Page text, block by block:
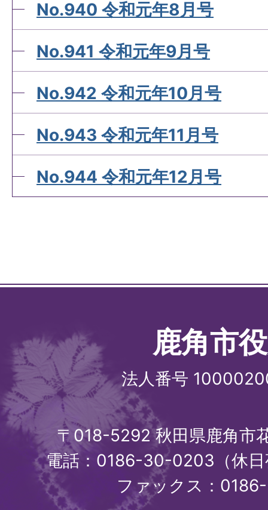
No.940 令和元年8月号
No.941 令和元年9月号
No.942 令和元年10月号
No.943 令和元年11月号
No.944 令和元年12月号
鹿角市
法人番号
〒018-5292 秋田県鹿角市
電話：0186-30-0203（休
ファックス：